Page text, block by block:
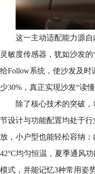
这一主动适配能力源
灵敏度传感器，犹如沙发
给Follow系统，使沙发及
少30%，真正实现沙发“读懂
除了核心技术的突破
节设计与功能配置均处于
放，小户型也能轻松容纳
42°C均匀恒温，夏季通风
模式，并能记忆3种常用姿